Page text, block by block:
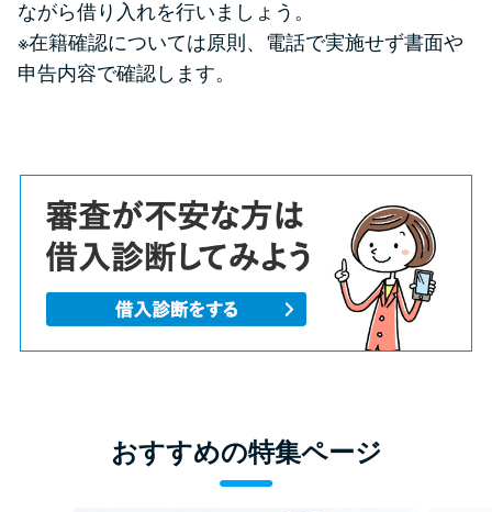
ながら借り入れを行いましょう。
※在籍確認については原則、電話で実施せず書面や
申告内容で確認します。
おすすめの特集ページ